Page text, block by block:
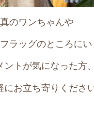
のワンちゃんや
ラッグのところに
ントが気になった方
にお立ち寄りくださ